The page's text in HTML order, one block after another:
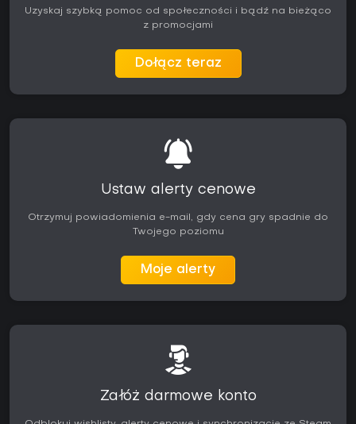
Uzyskaj szybką pomoc od społeczności i bądź na bieżąco
z promocjami
Dołącz teraz
Ustaw alerty cenowe
Otrzymuj powiadomienia e-mail, gdy cena gry spadnie do
Twojego poziomu
Moje alerty
Załóż darmowe konto